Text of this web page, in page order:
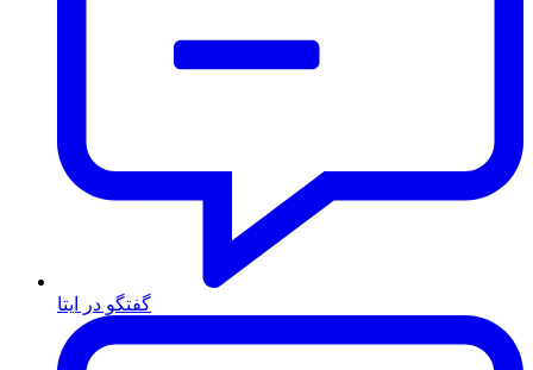
گفتگو در ایتا